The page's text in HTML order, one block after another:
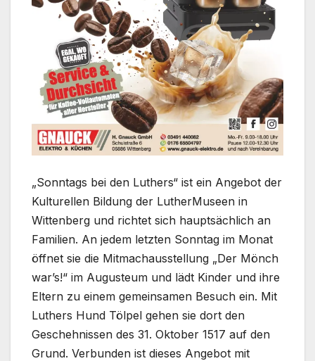
„Sonntags bei den Luthers“ ist ein Angebot der
Kulturellen Bildung der LutherMuseen in
Wittenberg und richtet sich hauptsächlich an
Familien. An jedem letzten Sonntag im Monat
öffnet sie die Mitmachausstellung „Der Mönch
war’s!“ im Augusteum und lädt Kinder und ihre
Eltern zu einem gemeinsamen Besuch ein. Mit
Luthers Hund Tölpel gehen sie dort den
Geschehnissen des 31. Oktober 1517 auf den
Grund. Verbunden ist dieses Angebot mit